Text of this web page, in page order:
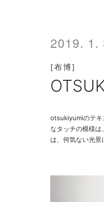
2019. 1.
[布博]
otsukiyumiのテキ
なタッチの模様
は、何気ない光